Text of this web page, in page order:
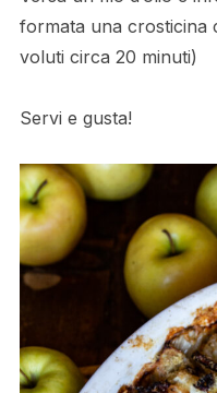
formata una crosticina
voluti circa 20 minuti)
Servi e gusta!